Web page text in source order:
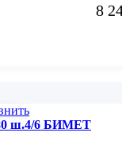
8
ш.4/6 БИМЕТ